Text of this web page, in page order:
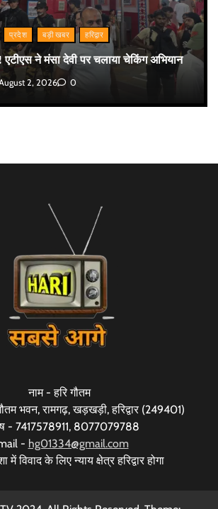
प्रदेश बड़ी खबर हरिद्वार
ने मंसा देवी पर चलाया चेकिंग अभियान
2, 2026 0
नाम - हरि गौतम
भवन, रामगढ़, खड़खड़ी, हरिद्वार (249401)
- 7417578911, 8077079788
- hg01334@gmail.com
में विवाद के लिए न्याय क्षेत्र हरिद्वार होगा